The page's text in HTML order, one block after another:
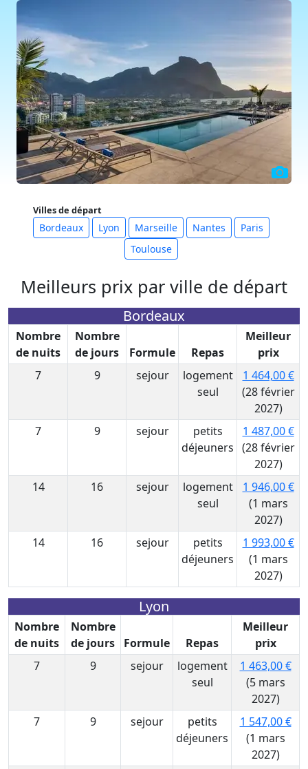
Villes de départ
Bordeaux Lyon Marseille Nantes
Paris
Toulouse
Meilleurs prix par ville de départ
Bordeaux
Nombre
de nuits
Nombre
de jours
Formule Repas
Meilleur
prix
7
9 sejour
logement
seul
1 464,00 €
(28 février
2027)
7
9 sejour
petits
déjeuners
1 487,00 €
(28 février
2027)
14
16 sejour
logement
seul
1 946,00 €
(1 mars
2027)
14
16 sejour
petits
déjeuners
1 993,00 €
(1 mars
2027)
Lyon
Nombre
de nuits
Nombre
de jours
Formule Repas
Meilleur
prix
7
9 sejour
logement
seul
1 463,00 €
(5 mars
2027)
7
9 sejour
petits
déjeuners
1 547,00 €
(1 mars
2027)